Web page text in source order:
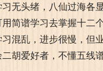
习无头绪，八仙过海各
用简谱学习去掌握十二
混乱，进步很慢，但
胡爱好者，不懂五线